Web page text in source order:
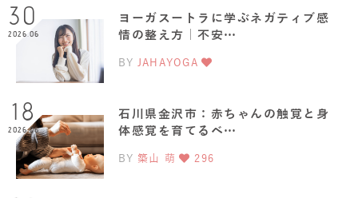
30
2026.06
ヨーガスートラに学ぶネガティブ感
情の整え方｜不安…
BY JAHAYOGA
18
2026.06
石川県金沢市：赤ちゃんの触覚と身
体感覚を育てるベ…
BY 築山 萌 296